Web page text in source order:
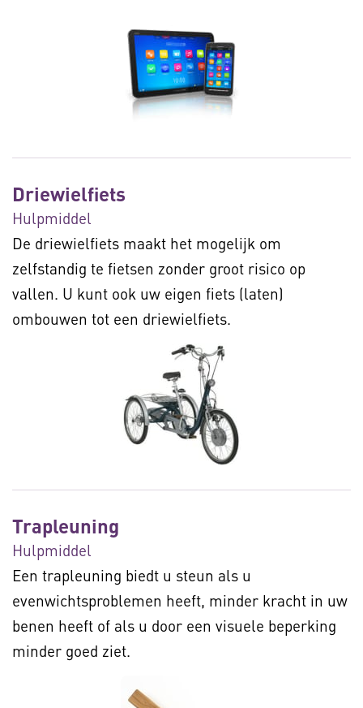
Driewielfiets
Hulpmiddel
De driewielfiets maakt het mogelijk om
zelfstandig te fietsen zonder groot risico op
vallen. U kunt ook uw eigen fiets (laten)
ombouwen tot een driewielfiets.
Trapleuning
Hulpmiddel
Een trapleuning biedt u steun als u
evenwichtsproblemen heeft, minder kracht in uw
benen heeft of als u door een visuele beperking
minder goed ziet.